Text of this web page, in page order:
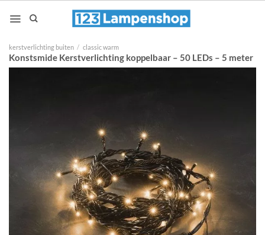
naar
kerstverlichting buiten / classic warm
Konstsmide Kerstverlichting koppelbaar – 50 LEDs – 5 meter